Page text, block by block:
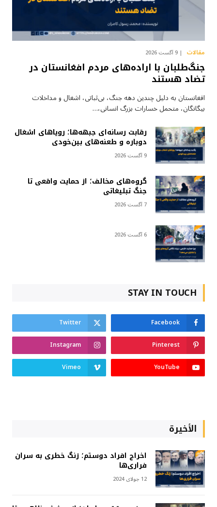
مقالات 9 آگست 2026
جنگ‌طلبان با اراده‌های مردم افغانستان در
تضاد هستند
افغانستان به دلیل چندین دهه جنگ، بی‌ثباتی، اشغال و مداخلات
بیگانگان، متحمل خسارات بزرگ انسانی،…
رقابت رسانه‌ای جبهه‌ها؛ رویاهای اشغال
دوباره و طعنه‌های بین‌خودی
9 آگست 2026
گروه‌های مخالف؛ از حمایت واقعی تا
جنگ تبلیغاتی
7 آگست 2026
6 آگست 2026
STAY IN TOUCH
Facebook
Twitter
Pinterest
Instagram
YouTube
Vimeo
الأخيرة
اخراج افراد دوستم؛ زنگ خطری به سران
فراری‌ها
12 جولای 2024